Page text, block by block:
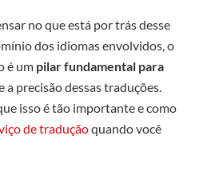
no que está por trás desse
dos idiomas envolvidos, o
é um pilar fundamental para
a precisão dessas traduções.
isso é tão importante e como
de traduçãoquando você